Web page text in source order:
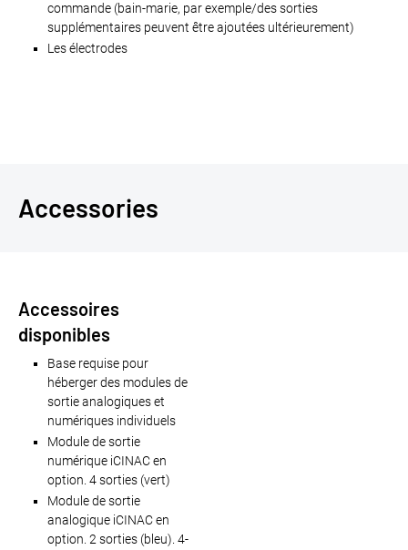
commande (bain-marie, par exemple/des sorties
supplémentaires peuvent être ajoutées ultérieurement)
Les électrodes
Accessories
Accessoires
disponibles
Base requise pour
héberger des modules de
sortie analogiques et
numériques individuels
Module de sortie
numérique iCINAC en
option. 4 sorties (vert)
Module de sortie
analogique iCINAC en
option. 2 sorties (bleu). 4-